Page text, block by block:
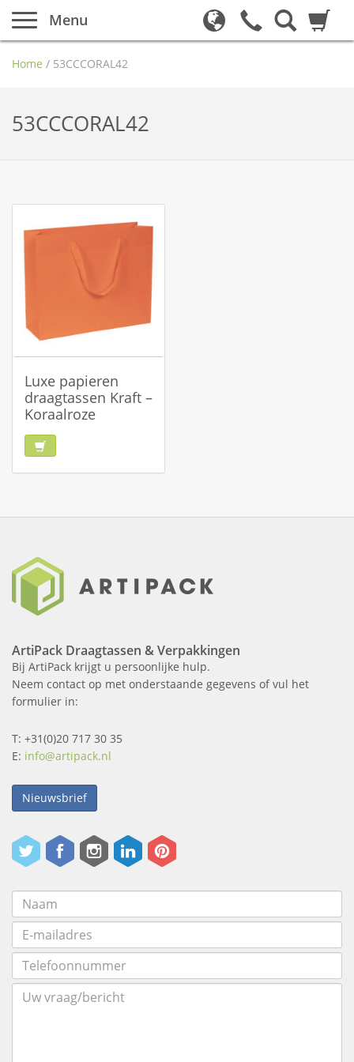
Menu
Home / 53CCCORAL42
53CCCORAL42
Luxe papieren
draagtassen Kraft –
Koraalroze
ArtiPack Draagtassen & Verpakkingen
Bij ArtiPack krijgt u persoonlijke hulp.
Neem contact op met onderstaande gegevens of vul het
formulier in:
T: +31(0)20 717 30 35
E: info@artipack.nl
Nieuwsbrief